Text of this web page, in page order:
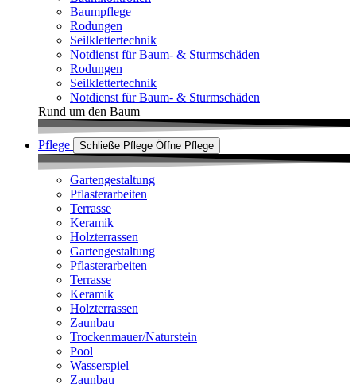
Baumpflege
Rodungen
Seilklettertechnik
Notdienst für Baum- & Sturmschäden
Rodungen
Seilklettertechnik
Notdienst für Baum- & Sturmschäden
Rund um den Baum
Pflege Schließe Pflege Öffne Pflege
Gartengestaltung
Pflasterarbeiten
Terrasse
Keramik
Holzterrassen
Gartengestaltung
Pflasterarbeiten
Terrasse
Keramik
Holzterrassen
Zaunbau
Trockenmauer/Naturstein
Pool
Wasserspiel
Zaunbau